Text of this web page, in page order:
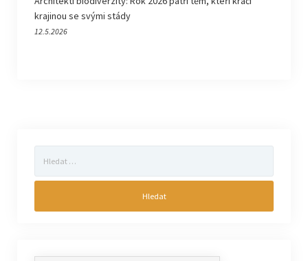
krajinou se svými stády
12.5.2026